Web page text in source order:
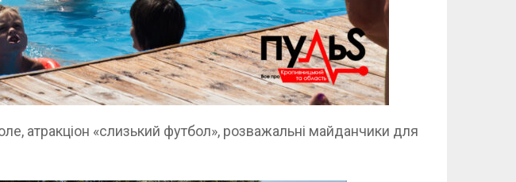
атракціон «слизький футбол», розважальні майданчики для